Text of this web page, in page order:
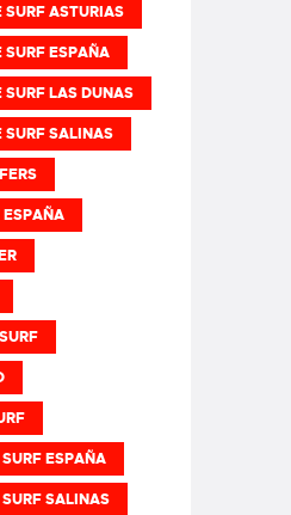
SURF ASTURIAS
SURF ESPAÑA
SURF LAS DUNAS
SURF SALINAS
ESPAÑA
SALINAS